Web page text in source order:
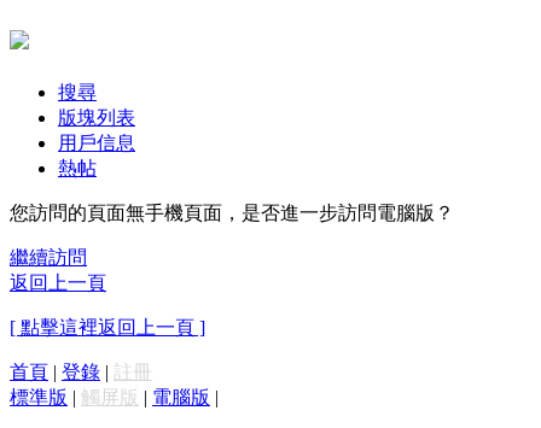
搜尋
版塊列表
用戶信息
熱帖
您訪問的頁面無手機頁面，是否進一步訪問電腦版？
繼續訪問
返回上一頁
[ 點擊這裡返回上一頁 ]
首頁 | 登錄 | 註冊
標準版 | 觸屏版 | 電腦版 |